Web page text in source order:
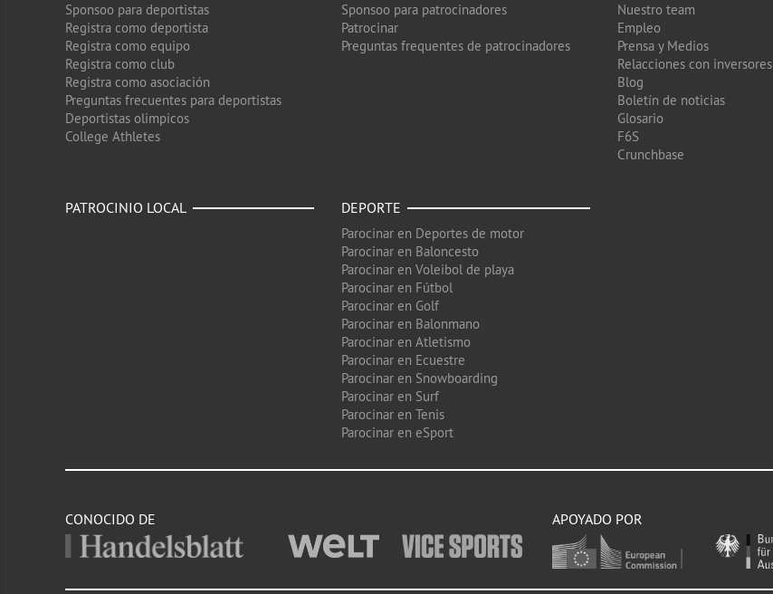
Sponsoo para deportistas
Registra como deportista
Registra como equipo
Registra como club
Registra como asociación
Preguntas frecuentes para deportistas
Deportistas olimpicos
College Athletes
Sponsoo para patrocinadores
Patrocinar
Preguntas frequentes de patrocinadores
Nuestro team
Empleo
Prensa y Medios
Relacciones con inversores
Blog
Boletín de noticias
Glosario
F6S
Crunchbase
PATROCINIO LOCAL DEPORTE
Parocinar en Deportes de motor
Parocinar en Baloncesto
Parocinar en Voleibol de playa
Parocinar en Fútbol
Parocinar en Golf
Parocinar en Balonmano
Parocinar en Atletismo
Parocinar en Ecuestre
Parocinar en Snowboarding
Parocinar en Surf
Parocinar en Tenis
Parocinar en eSport
CONOCIDO DE APOYADO POR